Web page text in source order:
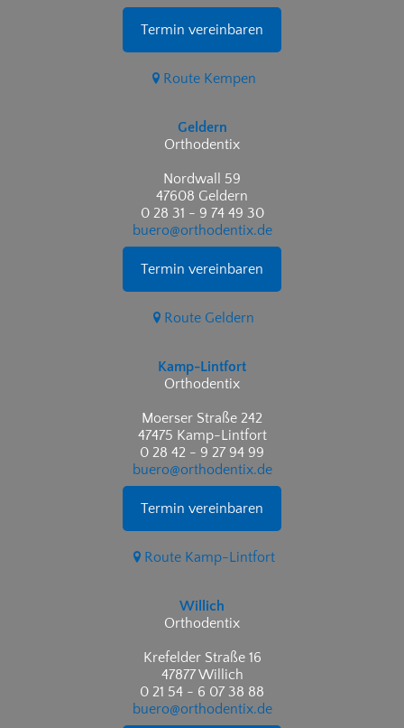
Termin vereinbaren
Route Kempen
Geldern
Orthodentix
Nordwall 59
47608 Geldern
0 28 31 - 9 74 49 30
buero@orthodentix.de
Termin vereinbaren
Route Geldern
Kamp-Lintfort
Orthodentix
Moerser Straße 242
47475 Kamp-Lintfort
0 28 42 - 9 27 94 99
buero@orthodentix.de
Termin vereinbaren
Route Kamp-Lintfort
Willich
Orthodentix
Krefelder Straße 16
47877 Willich
0 21 54 - 6 07 38 88
buero@orthodentix.de